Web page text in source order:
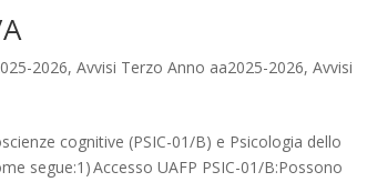
2026,Avvisi Terzo Anno aa2025-2026,Avvisi
cognitive (PSIC-01/B) e Psicologia dello
segue:1) Accesso UAFP PSIC-01/B:Possono